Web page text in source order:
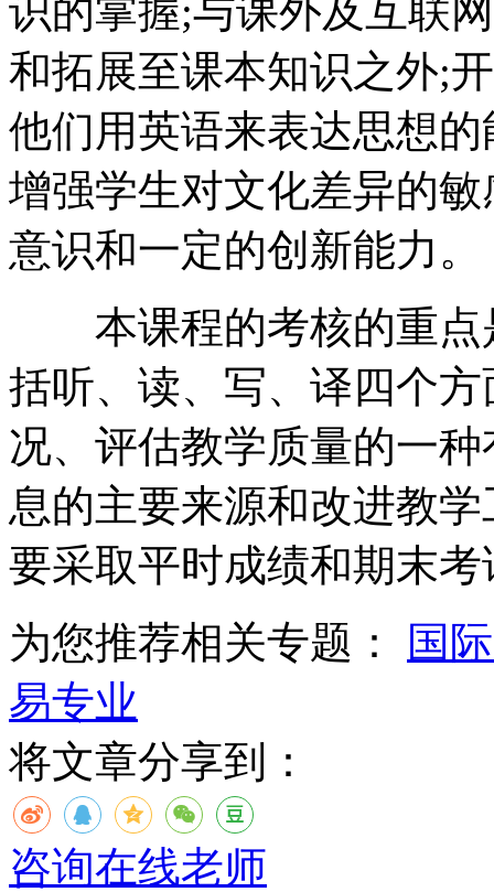
识的掌握;与课外及互联
和拓展至课本知识之外;
他们用英语来表达思想
增强学生对文化差异的
意识和一定的创新能力。
本课程的考核的重点
括听、读、写、译四个
况、评估教学质量的一
息的主要来源和改进教
要采取平时成绩和期末
为您推荐相关专题：
国
易专业
将文章分享到：
咨询在线老师